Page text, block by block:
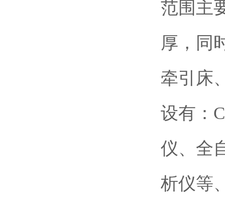
范围主
厚，同
牵引床
设有：
仪、全
析仪等